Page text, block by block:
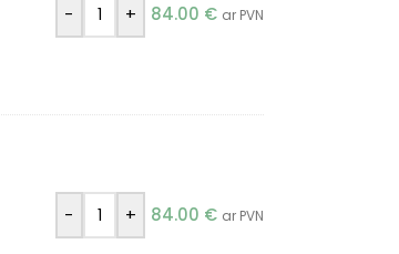
- + 84.00 € ar PVN
- + 84.00 € ar PVN